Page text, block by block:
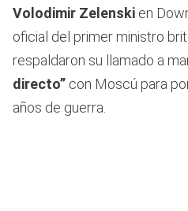
Volodimir Zelenski en
oficial del primer ministro
respaldaron su llamado a
directo” con Moscú para
años de guerra.